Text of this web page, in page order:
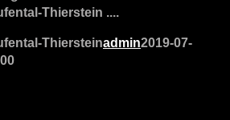
Thierstein ....
Thiersteinadmin2019-07-